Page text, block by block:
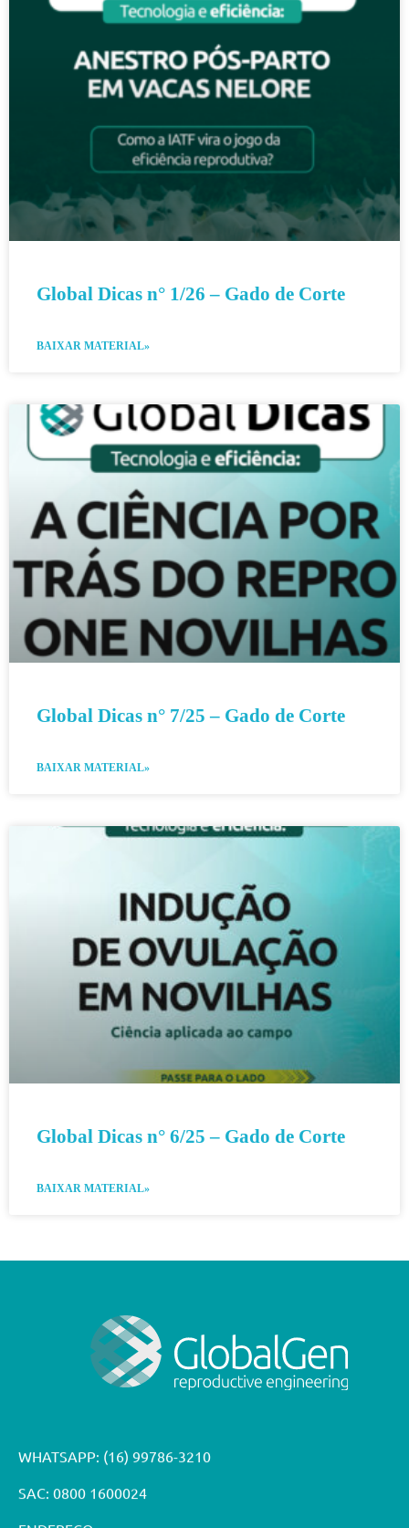
Global Dicas n° 1/26 – Gado de Corte
BAIXAR MATERIAL»
Global Dicas n° 7/25 – Gado de Corte
BAIXAR MATERIAL»
Global Dicas n° 6/25 – Gado de Corte
BAIXAR MATERIAL»
WHATSAPP: (16) 99786-3210
SAC: 0800 1600024